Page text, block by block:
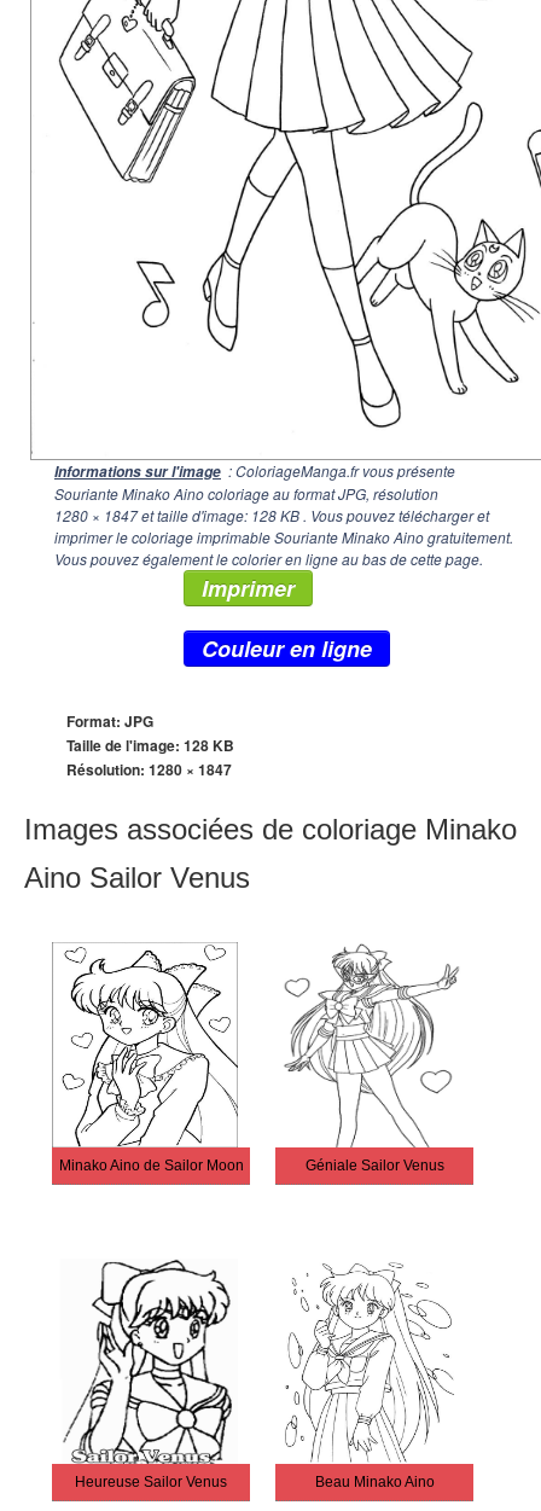
Informations sur l'image : ColoriageManga.fr vous présente
Souriante Minako Aino coloriage au format JPG, résolution
1280 × 1847et taille d'image: 128 KB . Vous pouvez télécharger et
imprimer le coloriage imprimable Souriante Minako Aino gratuitement.
Vous pouvez également le colorier en ligne au bas de cette page.
Imprimer
Couleur en ligne
Format: JPG
Taille de l'image: 128 KB
Résolution: 1280 × 1847
Images associées de coloriage Minako
Aino Sailor Venus
Minako Aino de Sailor Moon Géniale Sailor Venus
Heureuse Sailor Venus Beau Minako Aino